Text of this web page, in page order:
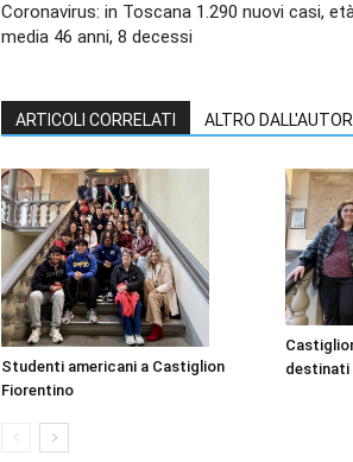
Coronavirus: in Toscana 1.290 nuovi casi,
media 46 anni, 8 decessi
ARTICOLI CORRELATI ALTRO
Studenti americani a Castiglion
Fiorentino
destinati